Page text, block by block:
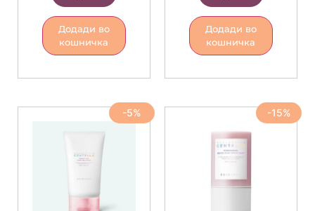
Додади во
кошничка
Додади во
кошничка
-5% -15%